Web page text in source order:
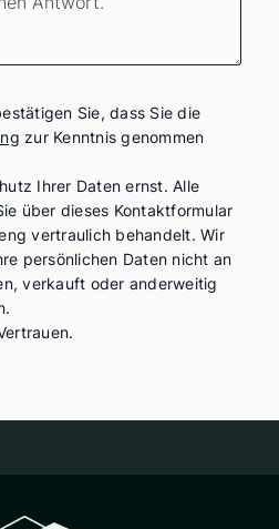
Sie, dass Sie die
zur Kenntnis genommen
Ihrer Daten ernst. Alle
über dieses Kontaktformular
vertraulich behandelt. Wir
persönlichen Daten nicht an
verkauft oder anderweitig